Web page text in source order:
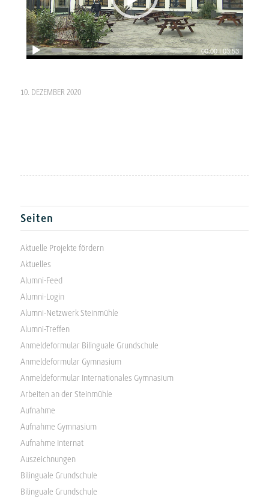
00:00|03:53
10. DEZEMBER 2020
Seiten
Aktuelle Projekte fördern
Aktuelles
Alumni-Feed
Alumni-Login
Alumni-Netzwerk Steinmühle
Alumni-Treffen
Anmeldeformular Bilinguale Grundschule
Anmeldeformular Gymnasium
Anmeldeformular Internationales Gymnasium
Arbeiten an der Steinmühle
Aufnahme
Aufnahme Gymnasium
Aufnahme Internat
Auszeichnungen
Bilinguale Grundschule
Bilinguale Grundschule